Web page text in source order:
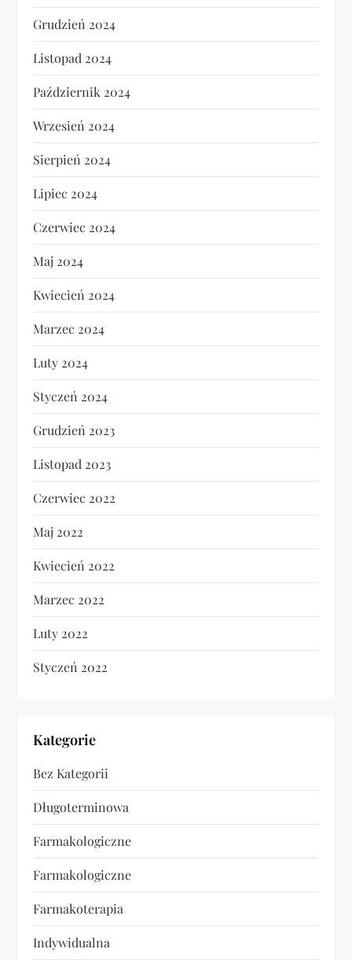
Grudzień 2024
Listopad 2024
Październik 2024
Wrzesień 2024
Sierpień 2024
Lipiec 2024
Czerwiec 2024
Maj 2024
Kwiecień 2024
Marzec 2024
Luty 2024
Styczeń 2024
Grudzień 2023
Listopad 2023
Czerwiec 2022
Maj 2022
Kwiecień 2022
Marzec 2022
Luty 2022
Styczeń 2022
Kategorie
Bez Kategorii
Długoterminowa
Farmakologiczne
Farmakologiczne
Farmakoterapia
Indywidualna